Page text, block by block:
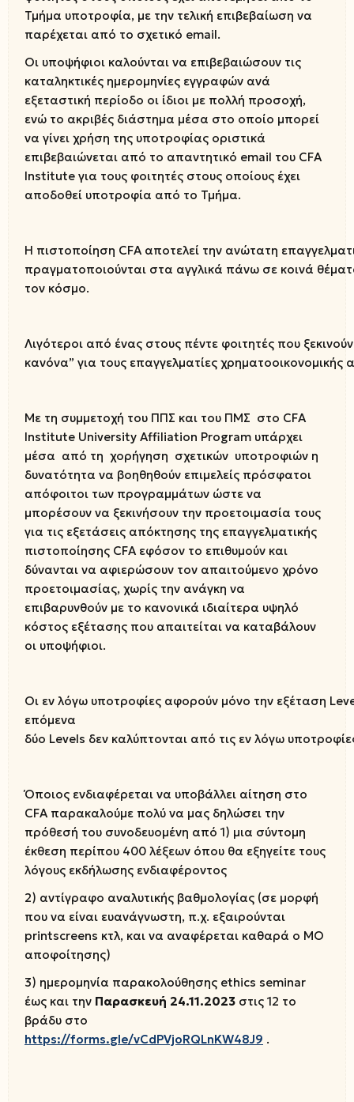
Τμήμα υποτροφία, με την τελική επιβεβαίωση να
παρέχεται από το σχετικό email.
Οι υποψήφιοι καλούνται να επιβεβαιώσουν τις
καταληκτικές ημερομηνίες εγγραφών ανά
εξεταστική περίοδο οι ίδιοι με πολλή προσοχή,
ενώ το ακριβές διάστημα μέσα στο οποίο μπορεί
να γίνει χρήση της υποτροφίας οριστικά
επιβεβαιώνεται από το απαντητικό email του CFA
Institute για τους φοιτητές στους οποίους έχει
αποδοθεί υποτροφία από το Τμήμα.
Η πιστοποίηση CFA αποτελεί την ανώτατη
πραγματοποιούνται στα αγγλικά πάνω σε κοινά
τον κόσμο.
Λιγότεροι από ένας στους πέντε φοιτητές που
κανόνα” για τους επαγγελματίες χρηματοοικονομικής
Με τη συμμετοχή του ΠΠΣ και του ΠΜΣ στο CFA
Institute University Affiliation Program υπάρχει
μέσα από τη χορήγηση σχετικών υποτροφιών η
δυνατότητα να βοηθηθούν επιμελείς πρόσφατοι
απόφοιτοι των προγραμμάτων ώστε να
μπορέσουν να ξεκινήσουν την προετοιμασία τους
για τις εξετάσεις απόκτησης της επαγγελματικής
πιστοποίησης CFA εφόσον το επιθυμούν και
δύνανται να αφιερώσουν τον απαιτούμενο χρόνο
προετοιμασίας, χωρίς την ανάγκη να
επιβαρυνθούν με το κανονικά ιδιαίτερα υψηλό
κόστος εξέτασης που απαιτείται να καταβάλουν
οι υποψήφιοι.
Οι εν λόγω υποτροφίες αφορούν μόνο την εξέταση
επόμενα
δύο Levels δεν καλύπτονται από τις εν λόγω
Όποιος ενδιαφέρεται να υποβάλλει αίτηση στο
CFA παρακαλούμε πολύ να μας δηλώσει την
πρόθεσή του συνοδευομένη από 1) μια σύντομη
έκθεση περίπου 400 λέξεων όπου θα εξηγείτε τους
λόγους εκδήλωσης ενδιαφέροντος
2) αντίγραφο αναλυτικής βαθμολογίας (σε μορφή
που να είναι ευανάγνωστη, π.χ. εξαιρούνται
printscreens κτλ, και να αναφέρεται καθαρά ο ΜΟ
αποφοίτησης)
3) ημερομηνία παρακολούθησης ethics seminar
έως και την Παρασκευή 24.11.2023 στις 12 το
βράδυ στο
https://forms.gle/vCdPVjoRQLnKW48J9 .